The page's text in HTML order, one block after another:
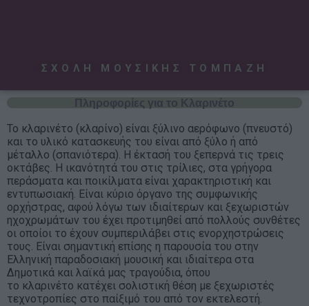
ΣΧΟΛΗ ΜΟΥΣΙΚΗΣ ΤΟΜΠΑΖΗ
Πληροφορίες για το Κλαρινέτο
Το κλαρινέτο (κλαρίνο) είναι ξύλινο αερόφωνο (πνευστό)
και το υλικό κατασκευής του είναι από ξύλο ή από
μέταλλο (σπανιότερα). Η έκτασή του ξεπερνά τις τρεις
οκτάβες. Η ικανότητά του στις τρίλιες, στα γρήγορα
περάσματα και ποικίλματα είναι χαρακτηριστική και
εντυπωσιακή. Είναι κύριο όργανο της συμφωνικής
ορχήστρας, αφού λόγω των ιδιαίτερων και ξεχωριστών
ηχοχρωμάτων του έχει προτιμηθεί από πολλούς συνθέτες
οι οποίοι το έχουν συμπεριλάβει στις ενορχηστρώσεις
τους. Είναι σημαντική επίσης η παρουσία του στην
Ελληνική παραδοσιακή μουσική και ιδιαίτερα στα
Δημοτικά και λαϊκά μας τραγούδια, όπου
το κλαρινέτο κατέχει σολιστική θέση με ξεχωριστές
τεχνοτροπίες στο παίξιμό του από τον εκτελεστή.